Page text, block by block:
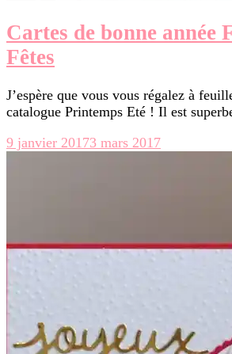
Cartes de bonne année
Fêtes
J’espère que vous vous régalez à
catalogue Printemps Eté ! Il est
9 janvier 20173 mars 2017